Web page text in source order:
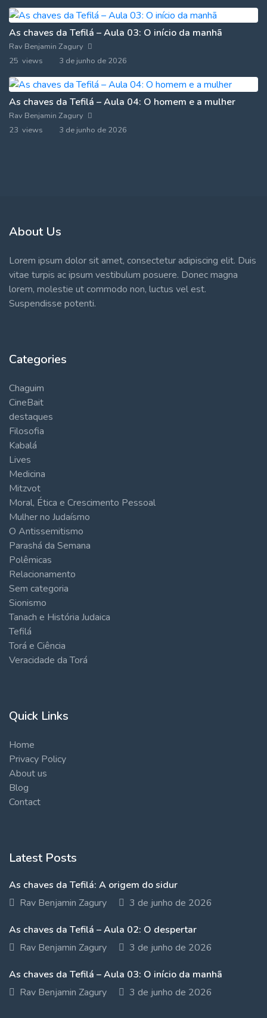
As chaves da Tefilá – Aula 03: O início da manhã
Rav Benjamin Zagury
25 views
3 de junho de 2026
As chaves da Tefilá – Aula 04: O homem e a mulher
Rav Benjamin Zagury
23 views
3 de junho de 2026
About Us
Lorem ipsum dolor sit amet, consectetur adipiscing elit. Duis
vitae turpis ac ipsum vestibulum posuere. Donec magna
lorem, molestie ut commodo non, luctus vel est.
Suspendisse potenti.
Categories
Chaguim
CineBait
destaques
Filosofia
Kabalá
Lives
Medicina
Mitzvot
Moral, Ética e Crescimento Pessoal
Mulher no Judaísmo
O Antissemitismo
Parashá da Semana
Polêmicas
Relacionamento
Sem categoria
Sionismo
Tanach e História Judaica
Tefilá
Torá e Ciência
Veracidade da Torá
Quick Links
Home
Privacy Policy
About us
Blog
Contact
Latest Posts
As chaves da Tefilá: A origem do sidur
Rav Benjamin Zagury
3 de junho de 2026
As chaves da Tefilá – Aula 02: O despertar
Rav Benjamin Zagury
3 de junho de 2026
As chaves da Tefilá – Aula 03: O início da manhã
Rav Benjamin Zagury
3 de junho de 2026